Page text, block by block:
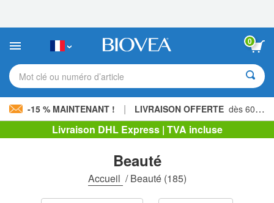
:
site
comprend
un
d'accessibilité.
0
Mot clé ou numéro d’article
-15 % MAINTENANT ! | LIVRAISON OFFERTE dès 60,00 € »
Livraison DHL Express | TVA incluse
Beauté
Accueil /Beauté(185)